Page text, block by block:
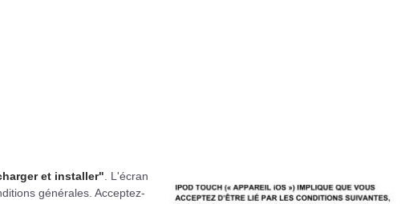
et installer" . L'écran
générales. Acceptez-